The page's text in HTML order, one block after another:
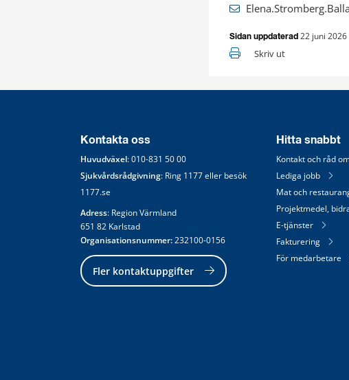
Sidan uppdaterad 22 juni 2026
Skriv ut
Kontakta oss
Huvudväxel: 010-831 50 00
Sjukvårdsrådgivning: Ring 1177 eller besök
1177.se
Adress: Region Värmland
651 82 Karlstad
Organisationsnummer: 232100-0156
Fler kontaktuppgifter
Hitta snabbt
Kontakt och råd
Lediga jobb
Mat och
Projektmedel,
E-tjänster
Fakturering
För medarbetare